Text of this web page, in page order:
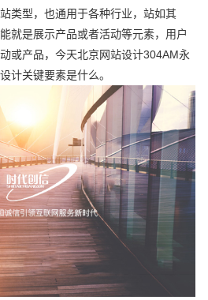
类型，也通用于各种行业，站如其
就是展示产品或者活动等元素，用户
或产品，今天北京网站设计304AM永
计关键要素是什么。